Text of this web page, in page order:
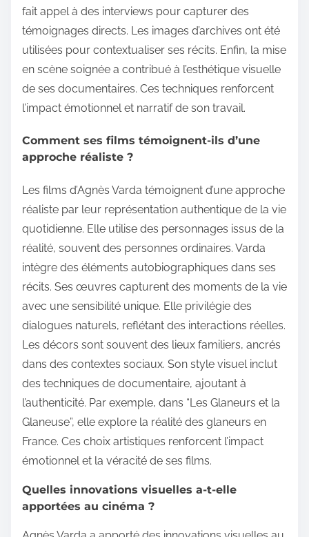
fait appel à des interviews pour capturer des
témoignages directs. Les images d’archives ont été
utilisées pour contextualiser ses récits. Enfin, la mise
en scène soignée a contribué à l’esthétique visuelle
de ses documentaires. Ces techniques renforcent
l’impact émotionnel et narratif de son travail.
Comment ses films témoignent-ils d’une
approche réaliste ?
Les films d’Agnès Varda témoignent d’une approche
réaliste par leur représentation authentique de la vie
quotidienne. Elle utilise des personnages issus de la
réalité, souvent des personnes ordinaires. Varda
intègre des éléments autobiographiques dans ses
récits. Ses œuvres capturent des moments de la vie
avec une sensibilité unique. Elle privilégie des
dialogues naturels, reflétant des interactions réelles.
Les décors sont souvent des lieux familiers, ancrés
dans des contextes sociaux. Son style visuel inclut
des techniques de documentaire, ajoutant à
l’authenticité. Par exemple, dans “Les Glaneurs et la
Glaneuse”, elle explore la réalité des glaneurs en
France. Ces choix artistiques renforcent l’impact
émotionnel et la véracité de ses films.
Quelles innovations visuelles a-t-elle
apportées au cinéma ?